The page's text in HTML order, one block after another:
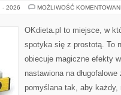
- 2026 MOŻLIWOŚĆ
OKdieta.pl to miejsce, w
spotyka się z prostotą. To
obiecuje magiczne efekty
nastawiona na
pomyślana tak, aby każdy,